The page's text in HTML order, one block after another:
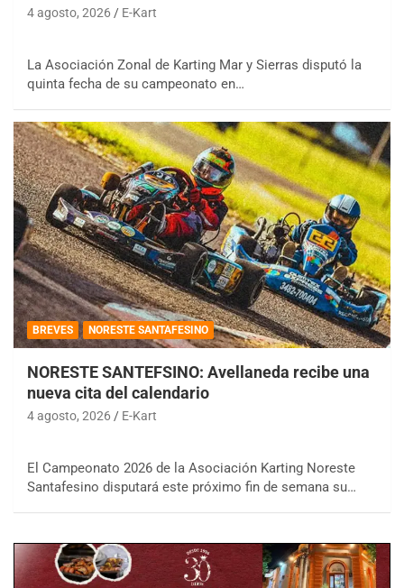
4 agosto, 2026 E-Kart
La Asociación Zonal de Karting Mar y Sierras disputó la
quinta fecha de su campeonato en…
BREVES NORESTE SANTAFESINO
NORESTE SANTEFSINO: Avellaneda recibe una
nueva cita del calendario
4 agosto, 2026 E-Kart
El Campeonato 2026 de la Asociación Karting Noreste
Santafesino disputará este próximo fin de semana su…